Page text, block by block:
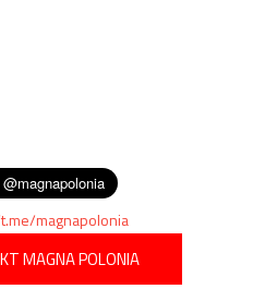
magnapolonia
MAGNA POLONIA